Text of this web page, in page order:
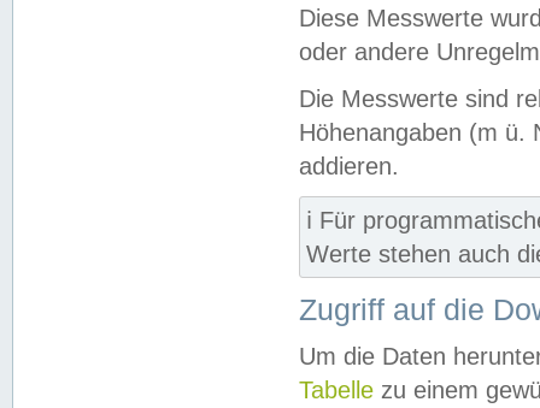
Diese Messwerte
oder andere
Die Messwerte sind
Höhenangaben (m ü.
addieren.
ℹ️ Für
Werte stehen auch
Zugriff auf die
Um die Daten
Tabelle zu einem